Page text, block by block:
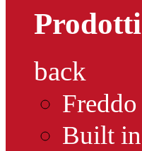
Prodotti
back
Freddo
Built in